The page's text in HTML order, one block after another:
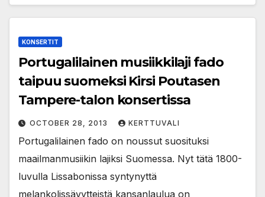
KONSERTIT
Portugalilainen musiikkilaji fado
taipuu suomeksi Kirsi Poutasen
Tampere-talon konsertissa
OCTOBER 28, 2013 KERTTUVALI
Portugalilainen fado on noussut suosituksi
maailmanmusiikin lajiksi Suomessa. Nyt tätä 1800-
luvulla Lissabonissa syntynyttä
melankolissävytteistä kansanlaulua on